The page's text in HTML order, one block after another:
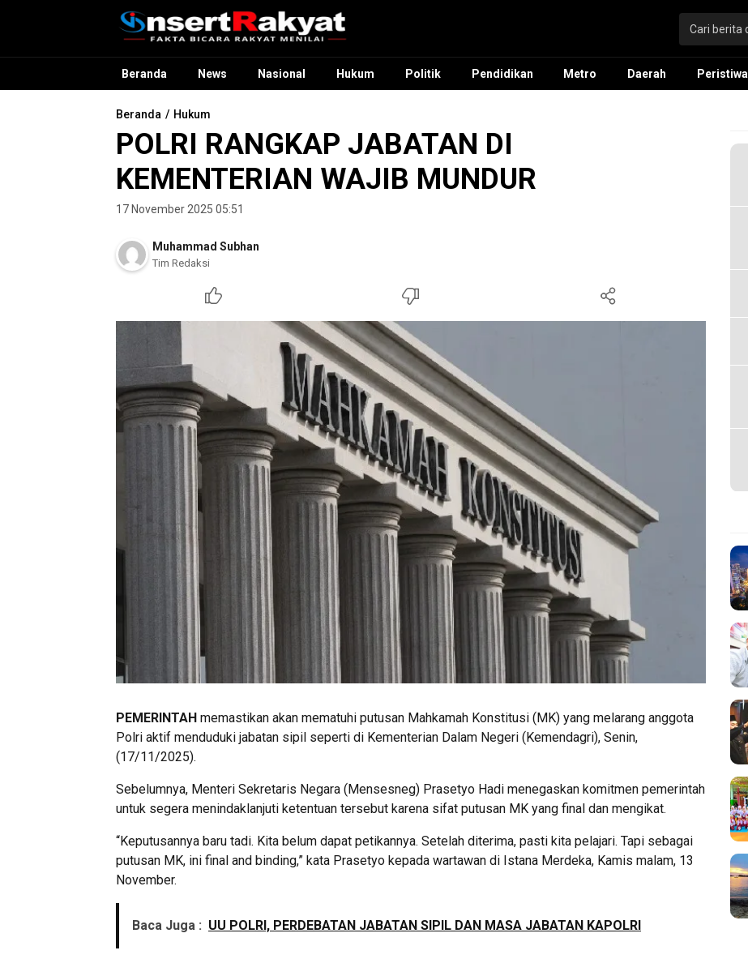
InsertRakyat.com
Fakta Bicara Rakyat Menilai
Beranda News Nasional Hukum Politik Pendidikan Metro Daerah Peristiwa
Beranda Hukum
POLRI RANGKAP JABATAN DI
KEMENTERIAN WAJIB MUNDUR
17 November 2025 05:51
Muhammad Subhan
Tim Redaksi
PEMERINTAH memastikan akan mematuhi putusan Mahkamah Konstitusi (MK) yang melarang anggota
Polri aktif menduduki jabatan sipil seperti di Kementerian Dalam Negeri (Kemendagri), Senin,
(17/11/2025).
Sebelumnya, Menteri Sekretaris Negara (Mensesneg) Prasetyo Hadi menegaskan komitmen pemerintah
untuk segera menindaklanjuti ketentuan tersebut karena sifat putusan MK yang final dan mengikat.
“Keputusannya baru tadi. Kita belum dapat petikannya. Setelah diterima, pasti kita pelajari. Tapi sebagai
putusan MK, ini final and binding,” kata Prasetyo kepada wartawan di Istana Merdeka, Kamis malam, 13
November.
Baca Juga : UU POLRI, PERDEBATAN JABATAN SIPIL DAN MASA JABATAN KAPOLRI